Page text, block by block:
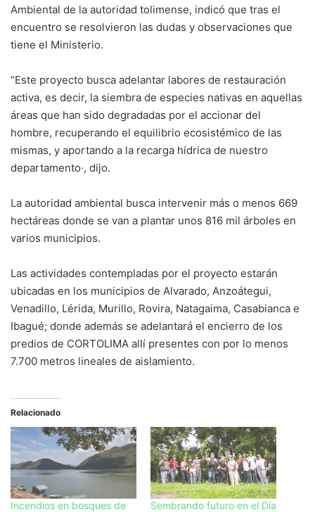
Ambiental de la autoridad tolimense, indicó que tras el
encuentro se resolvieron las dudas y observaciones que
tiene el Ministerio.
“Este proyecto busca adelantar labores de restauración
activa, es decir, la siembra de especies nativas en aquellas
áreas que han sido degradadas por el accionar del
hombre, recuperando el equilibrio ecosistémico de las
mismas, y aportando a la recarga hídrica de nuestro
departamento·, dijo.
La autoridad ambiental busca intervenir más o menos 669
hectáreas donde se van a plantar unos 816 mil árboles en
varios municipios.
Las actividades contempladas por el proyecto estarán
ubicadas en los municipios de Alvarado, Anzoátegui,
Venadillo, Lérida, Murillo, Rovira, Natagaima, Casabianca e
Ibagué; donde además se adelantará el encierro de los
predios de CORTOLIMA allí presentes con por lo menos
7.700 metros lineales de aislamiento.
Relacionado
Incendios en bosques de
Sembrando futuro en el Día